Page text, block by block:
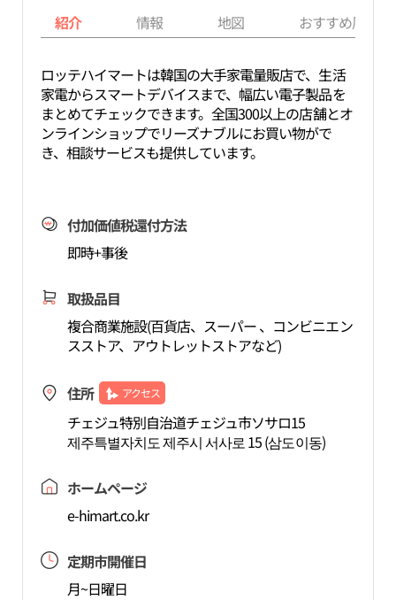
紹介 情報 地図 おすすめ周辺
ロッテハイマートは韓国の大手家電量販店で、生活
家電からスマートデバイスまで、幅広い電子製品を
まとめてチェックできます。全国300以上の店舗とオ
ンラインショップでリーズナブルにお買い物がで
き、相談サービスも提供しています。
付加価値税還付方法
即時+事後
取扱品目
複合商業施設(百貨店、スーパー 、コンビニエン
スストア、アウトレットストアなど)
住所 アクセス
チェジュ特別自治道チェジュ市ソサロ15
제주특별자치도 제주시 서사로 15 (삼도이동)
ホームページ
e-himart.co.kr
定期市開催日
月~日曜日